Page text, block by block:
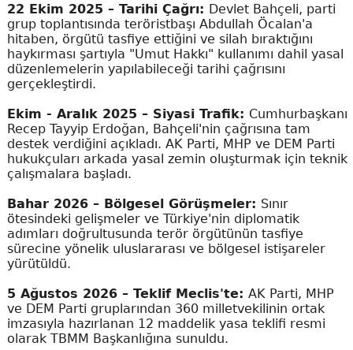
22 Ekim 2025 – Tarihi Çağrı: Devlet Bahçeli, parti
grup toplantısında teröristbaşı Abdullah Öcalan'a
hitaben, örgütü tasfiye ettiğini ve silah bıraktığını
haykırması şartıyla "Umut Hakkı" kullanımı dahil yasal
düzenlemelerin yapılabileceği tarihi çağrısını
gerçekleştirdi.
Ekim - Aralık 2025 – Siyasi Trafik: Cumhurbaşkanı
Recep Tayyip Erdoğan, Bahçeli'nin çağrısına tam
destek verdiğini açıkladı. AK Parti, MHP ve DEM Parti
hukukçuları arkada yasal zemin oluşturmak için teknik
çalışmalara başladı.
Bahar 2026 – Bölgesel Görüşmeler: Sınır
ötesindeki gelişmeler ve Türkiye'nin diplomatik
adımları doğrultusunda terör örgütünün tasfiye
sürecine yönelik uluslararası ve bölgesel istişareler
yürütüldü.
5 Ağustos 2026 – Teklif Meclis'te: AK Parti, MHP
ve DEM Parti gruplarından 360 milletvekilinin ortak
imzasıyla hazırlanan 12 maddelik yasa teklifi resmi
olarak TBMM Başkanlığına sunuldu.